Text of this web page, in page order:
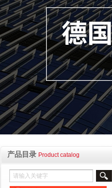
产品目录 Product catalog